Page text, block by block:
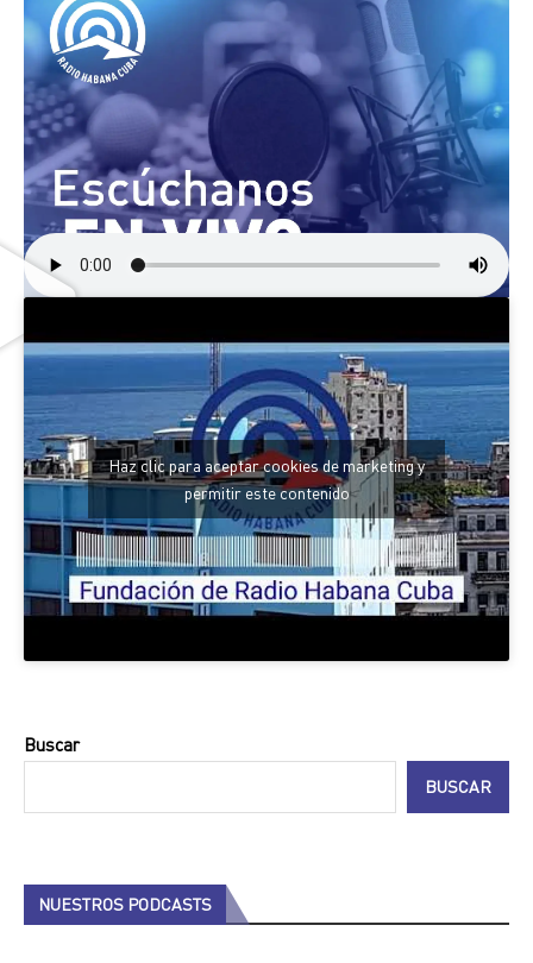
Buscar
BUSCAR
NUESTROS PODCASTS
Haz clic para aceptar cookies de marketing y
permitir este contenido